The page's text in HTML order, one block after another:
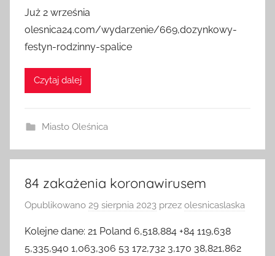
Już 2 września
olesnica24.com/wydarzenie/669,dozynkowy-
festyn-rodzinny-spalice
Czytaj dalej
Miasto Oleśnica
84 zakażenia koronawirusem
Opublikowano 29 sierpnia 2023 przez olesnicaslaska
Kolejne dane: 21 Poland 6,518,884 +84 119,638
5,335,940 1,063,306 53 172,732 3,170 38,821,862